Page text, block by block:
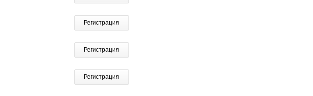
Регистрация
Регистрация
Регистрация